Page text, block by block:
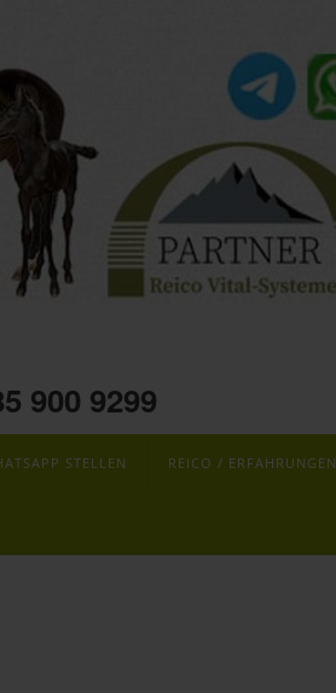
900 9299
STELLEN REICO / ERFAHRUNGEN